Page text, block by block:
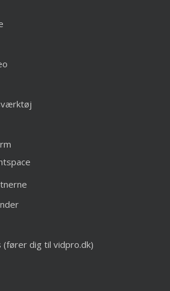
(fører dig til vidpro.dk)